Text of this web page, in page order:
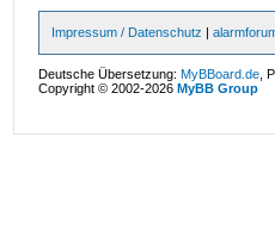
Impressum / Datenschutz |
Deutsche Übersetzung:MyBBoard.de ,
Copyright © 2002-2026MyBB Group